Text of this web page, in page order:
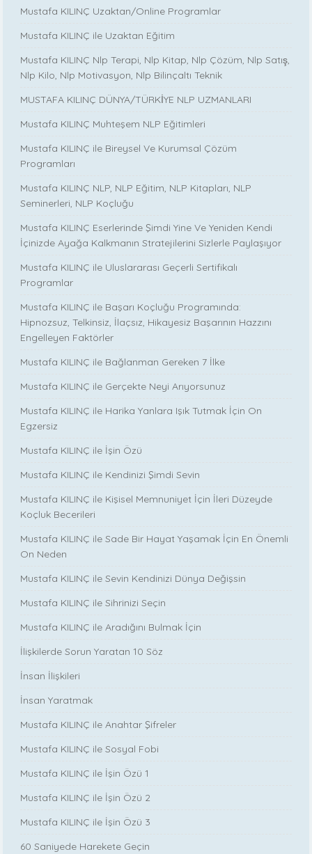
Mustafa KILINÇ Uzaktan/Online Programlar
Mustafa KILINÇ ile Uzaktan Eğitim
Mustafa KILINÇ Nlp Terapi, Nlp Kitap, Nlp Çözüm, Nlp Satış,
Nlp Kilo, Nlp Motivasyon, Nlp Bilinçaltı Teknik
MUSTAFA KILINÇ DÜNYA/TÜRKİYE NLP UZMANLARI
Mustafa KILINÇ Muhteşem NLP Eğitimleri
Mustafa KILINÇ ile Bireysel Ve Kurumsal Çözüm
Programları
Mustafa KILINÇ NLP, NLP Eğitim, NLP Kitapları, NLP
Seminerleri, NLP Koçluğu
Mustafa KILINÇ Eserlerinde Şimdi Yine Ve Yeniden Kendi
İçinizde Ayağa Kalkmanın Stratejilerini Sizlerle Paylaşıyor
Mustafa KILINÇ ile Uluslararası Geçerli Sertifikalı
Programlar
Mustafa KILINÇ ile Başarı Koçluğu Programında:
Hipnozsuz, Telkinsiz, İlaçsız, Hikayesiz Başarının Hazzını
Engelleyen Faktörler
Mustafa KILINÇ ile Bağlanman Gereken 7 İlke
Mustafa KILINÇ ile Gerçekte Neyi Arıyorsunuz
Mustafa KILINÇ ile Harika Yanlara Işık Tutmak İçin On
Egzersiz
Mustafa KILINÇ ile İşin Özü
Mustafa KILINÇ ile Kendinizi Şimdi Sevin
Mustafa KILINÇ ile Kişisel Memnuniyet İçin İleri Düzeyde
Koçluk Becerileri
Mustafa KILINÇ ile Sade Bir Hayat Yaşamak İçin En Önemli
On Neden
Mustafa KILINÇ ile Sevin Kendinizi Dünya Değişsin
Mustafa KILINÇ ile Sihrinizi Seçin
Mustafa KILINÇ ile Aradığını Bulmak İçin
İlişkilerde Sorun Yaratan 10 Söz
İnsan İlişkileri
İnsan Yaratmak
Mustafa KILINÇ ile Anahtar Şifreler
Mustafa KILINÇ ile Sosyal Fobi
Mustafa KILINÇ ile İşin Özü 1
Mustafa KILINÇ ile İşin Özü 2
Mustafa KILINÇ ile İşin Özü 3
60 Saniyede Harekete Geçin